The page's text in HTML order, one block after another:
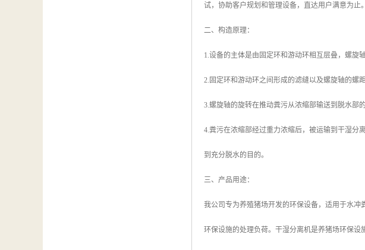
试，协助客户规划和管理设备，直达用户满意为止
二、构造原理：
1.设备的主体是由固定环和游动环相互层叠，螺旋
2.固定环和游动环之间形成的滤缝以及螺旋轴的螺
3.螺旋轴的旋转在推动粪污从浓缩部输送到脱水部
4.粪污在浓缩部经过重力浓缩后，被运输到干湿分
到充分脱水的目的。
三、产品用途：
我公司专为养殖猪场开发的环保设备，适用于水
环保设施的处理负荷。干湿分离机是养猪场环保设